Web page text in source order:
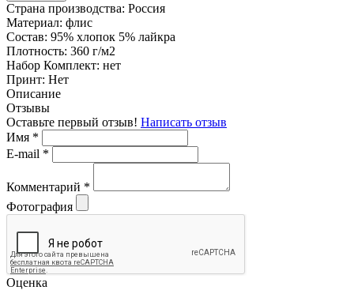
Страна производства: Россия
Материал: флис
Состав: 95% хлопок 5% лайкра
Плотность: 360 г/м2
Набор Комплект: нет
Принт: Нет
Описание
Отзывы
Оставьте первый отзыв! Написать отзыв
Имя *
E-mail *
Комментарий *
Фотография
Оценка